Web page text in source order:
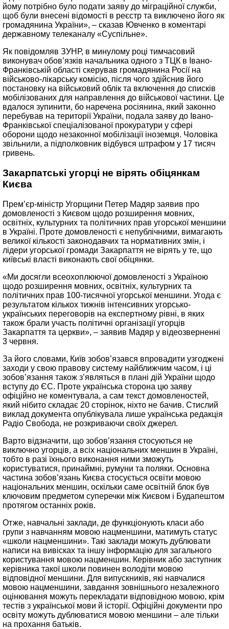
йому потрібно було подати заяву до міграційної служби,
щоб були внесені відомості в реєстр та виключено його як
громадянина України», – сказав Ювченко в коментарі
державному телеканалу «Суспільне».
Як повідомляв ЗУНР, в минулому році тимчасовий
виконувач обов’язків начальника одного з ТЦК в Івано-
Франківській області скерував громадянина Росії на
військово-лікарську комісію, після чого здійснив його
постановку на військовий облік та включення до списків
мобілізованих для направлення до військової частини. Це
вдалося зупинити, бо наречена росіянина, який законно
перебував на території України, подала заяву до Івано-
Франківської спеціалізованої прокуратури у сфері
оборони щодо незаконної мобілізації іноземця. Чоловіка
звільнили, а підполковник відбувся штрафом у 17 тисяч
гривень.
Закарпатські угорці не вірять обіцянкам
Києва
Прем’єр-міністр Угорщини Петер Мадяр заявив про
домовленості з Києвом щодо розширення мовних,
освітніх, культурних та політичних прав угорської меншини
в Україні. Проте домовленості є непублічними, вимагають
великої кількості законодавчих та нормативних змін, і
лідери угорської громади Закарпаття не вірять у те, що
київські власті виконають свої обіцянки.
«Ми досягли всеохоплюючої домовленості з Україною
щодо розширення мовних, освітніх, культурних та
політичних прав 100-тисячної угорської меншини. Угода є
результатом кількох тижнів інтенсивних угорсько-
українських переговорів на експертному рівні, в яких
також брали участь політичні організації угорців
Закарпаття та церкви», – заявив Мадяр у відеозверненні
3 червня.
За його словами, Київ зобов’язався впровадити узгоджені
заходи у свою правову систему найближчим часом, і ці
зобов’язання також з’являться в плані дій України щодо
вступу до ЄС. Проте українська сторона цю заяву
офіційно не коментувала, а сам текст домовленостей,
який нібито складає 20 сторінок, ніхто не бачив. Стислий
виклад документа опублікувала лише українська редакція
Радіо Свобода, не розкриваючи своїх джерел.
Варто відзначити, що зобов’язання стосуються не
виключно угорців, а всіх національних меншин в Україні,
тобто в разі їхнього виконання ними зможуть
користуватися, принаймні, румуни та поляки. Основна
частина зобов’язань Києва стосується освіти мовою
національних меншин, оскільки саме освітній блок був
ключовим предметом суперечки між Києвом і Будапештом
протягом останніх років.
Отже, навчальні заклади, де функціонують класи або
групи з навчанням мовою нацменшини, матимуть статус
«школи нацменшини». Такі заклади можуть дублювати
написи на вивісках та іншу інформацію для загального
користування мовою нацменшин. Керівник або заступник
керівника такої школи повинен володіти мовою
відповідної меншини. Для випускників, які навчалися
мовою нацменшини, завдання зовнішнього незалежного
оцінювання можуть перекладати відповідною мовою, крім
тестів з української мови й історії. Офіційні документи про
освіту можуть дублюватися мовою меншини – але тільки
на прохання батьків.